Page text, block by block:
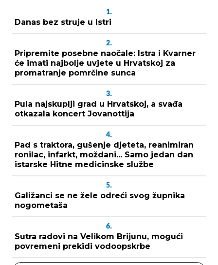
1.
Danas bez struje u Istri
2.
Pripremite posebne naočale: Istra i Kvarner
će imati najbolje uvjete u Hrvatskoj za
promatranje pomrčine sunca
3.
Pula najskuplji grad u Hrvatskoj, a svađa
otkazala koncert Jovanottija
4.
Pad s traktora, gušenje djeteta, reanimiran
ronilac, infarkt, moždani... Samo jedan dan
istarske Hitne medicinske službe
5.
Galižanci se ne žele odreći svog župnika
nogometaša
6.
Sutra radovi na Velikom Brijunu, mogući
povremeni prekidi vodoopskrbe